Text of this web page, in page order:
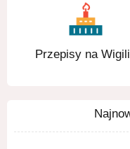
Przepisy na